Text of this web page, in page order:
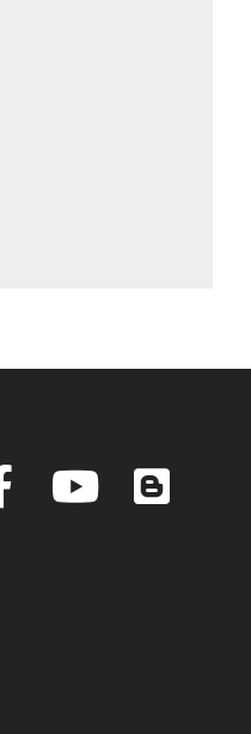
Facebook YouTube